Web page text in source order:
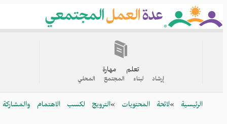
Skip
to
main
تعلم مهارة
إرشاد لبناء المجتمع المحلي
Breadcrumb
الرئيسية لائحة المحتويات الترويج لكسب الاهتمام